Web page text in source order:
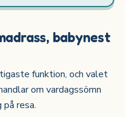
babynest
funktion, och valet
om vardagssömn
resa.